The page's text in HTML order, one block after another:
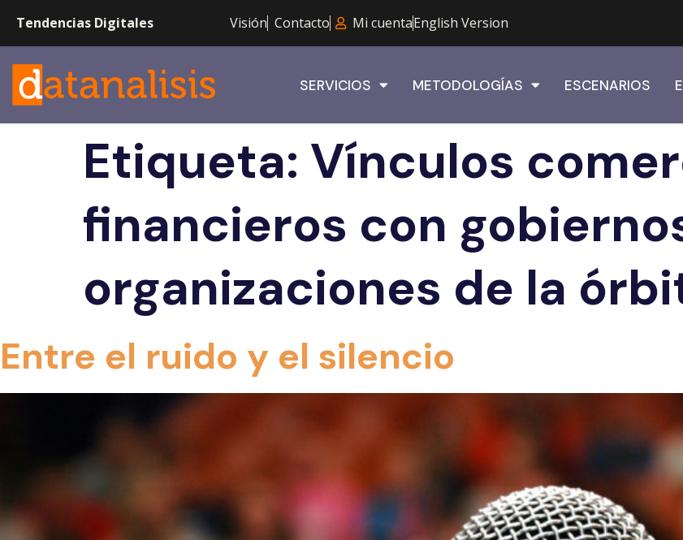
Tendencias Digitales Visión Contacto Mi cuentaEnglish Version
SERVICIOS METODOLOGÍAS ESCENARIOS
Etiqueta: Vínculos
financieros con
organizaciones de la
Entre el ruido y el silencio